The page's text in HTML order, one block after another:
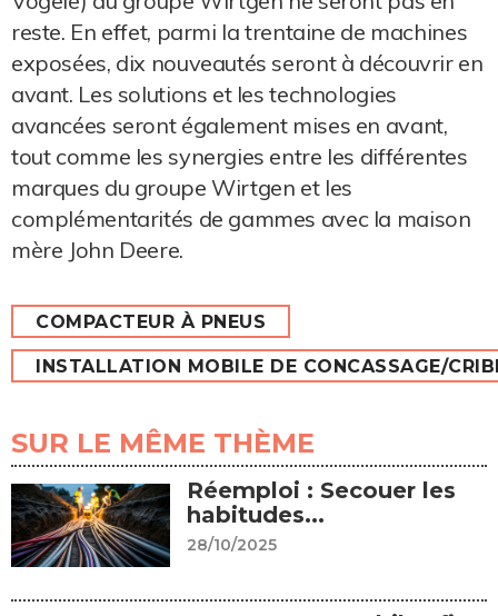
reste. En effet, parmi la trentaine de machines
exposées, dix nouveautés seront à découvrir en
avant. Les solutions et les technologies
avancées seront également mises en avant,
tout comme les synergies entre les différentes
marques du groupe Wirtgen et les
complémentarités de gammes avec la maison
mère John Deere.
COMPACTEUR À PNEUS
INSTALLATION MOBILE DE CONCASSAGE/
SUR LE MÊME THÈME
Réemploi : Secouer les
habitudes...
28/10/2025